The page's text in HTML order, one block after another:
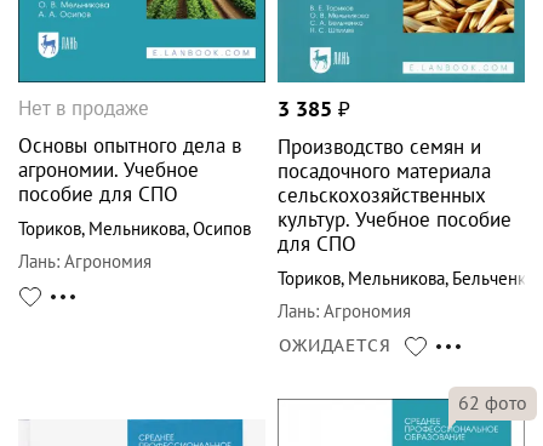
Нет в продаже
Основы опытного дела в
агрономии. Учебное
пособие для СПО
Ториков, Мельникова,Осипов
Лань: Агрономия
3 385 ₽
Производство семян и
посадочного материала
сельскохозяйственных
культур. Учебное пособие
для СПО
Ториков, Мельникова, Бельченко
Лань: Агрономия
ОЖИДАЕТСЯ
62 фото